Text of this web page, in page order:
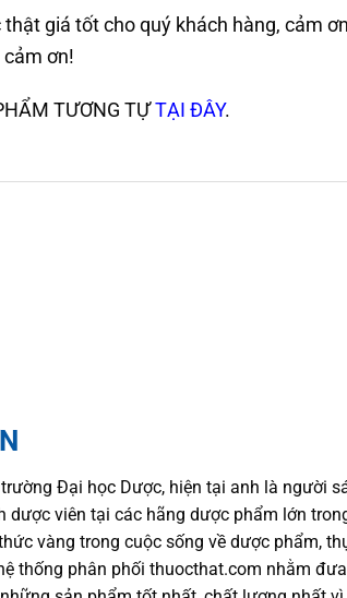
giá tốt cho quý khách hàng, cảm
ơn!
TƯƠNG TỰTẠI ĐÂY.
Đại học Dược, hiện tại anh là người
dược viên tại các hãng dược phẩm lớn
vàng trong cuộc sống về dược phẩm,
thống phân phối thuocthat.com nhằm